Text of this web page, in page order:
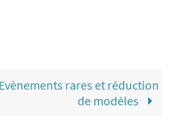
Evènements rares et réduction
de modèles